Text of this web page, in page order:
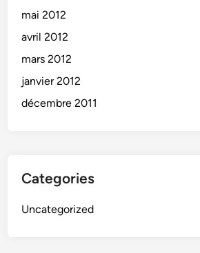
mai 2012
avril 2012
mars 2012
janvier 2012
décembre 2011
Categories
Uncategorized